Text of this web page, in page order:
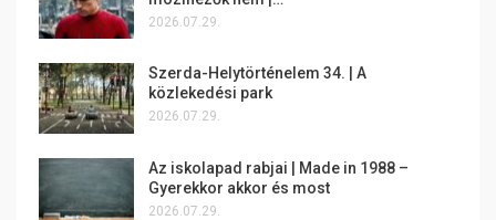
2026.07.29.
Szerda-Helytörténelem 34. | A
közlekedési park
2026.07.29.
Az iskolapad rabjai | Made in 1988 –
Gyerekkor akkor és most
2026.07.29.